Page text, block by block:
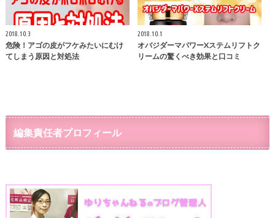
2018.10.3
危険！アゴの皮がフケみたいにむけ
てしまう原因と対処法
2018.10.1
オバジダーマパワーXステムリフトク
リームの驚くべき効果と口コミ
編集責任者プロフィール